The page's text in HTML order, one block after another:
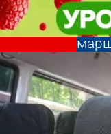
Общество
Общество